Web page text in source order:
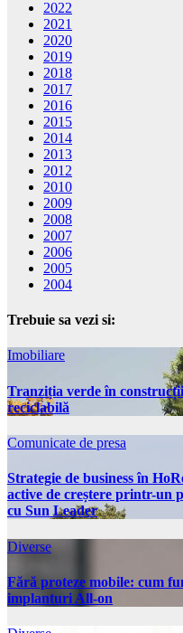
2022
2021
2020
2019
2018
2017
2016
2015
2014
2013
2012
2010
2009
2008
2007
2006
2005
2004
Trebuie sa vezi si:
Imobiliare
Tranziția verde în
reciclabilă
Comunicate de presa
Strategie de business în
active de creștere printr-un
cu Sun Leader
Diverse
Fără proteze mobile: cum
implanturi All-on